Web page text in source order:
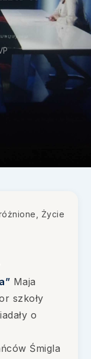
Życie
Maja
szkoły
o
Śmigla